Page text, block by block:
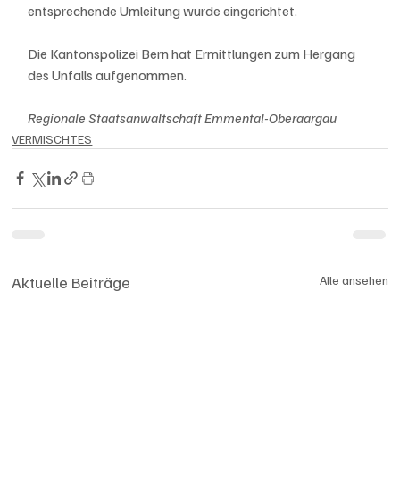
entsprechende Umleitung wurde eingerichtet.
Die Kantonspolizei Bern hat Ermittlungen zum Hergang
des Unfalls aufgenommen.
Regionale Staatsanwaltschaft Emmental-Oberaargau
VERMISCHTES
Aktuelle Beiträge Alle ansehen